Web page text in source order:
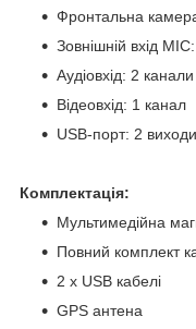
Фронтальна
Зовнішній вхід
Аудіовхід: 2 канали
Відеовхід: 1 канал
USB-порт: 2 виходи
Комплектація:
Мультимедійна
Повний комплект
2 x USB кабелі
GPS антена